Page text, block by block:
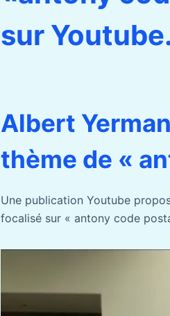
sur
Albert
thème de «
Une publication Youtube
focalisé sur « antony code